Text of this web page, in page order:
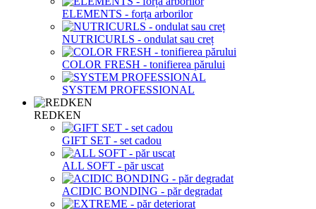
ELEMENTS - forța arborilor
NUTRICURLS - ondulat sau creț
COLOR FRESH - tonifierea părului
SYSTEM PROFESSIONAL
REDKEN
GIFT SET - set cadou
ALL SOFT - păr uscat
ACIDIC BONDING - păr degradat